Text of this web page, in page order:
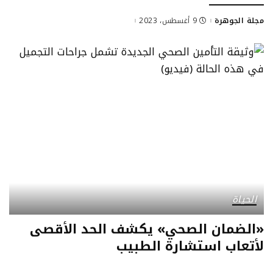
Posted
مجلة الجوهرة 9 أغسطس، 2023
الحياة
«الضمان الصحي» يكشف الحد الأقصى
لأتعاب استشارة الطبيب